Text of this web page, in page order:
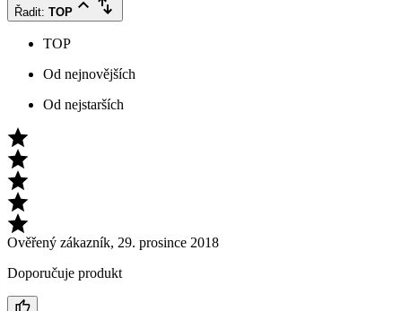
Řadit: TOP
TOP
Od nejnovějších
Od nejstarších
Ověřený zákazník, 29. prosince 2018
Doporučuje produkt